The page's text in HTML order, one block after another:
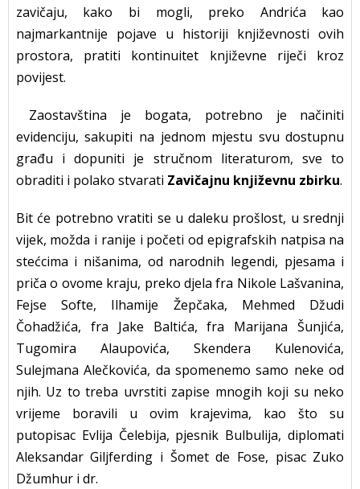
zavičaju, kako bi mogli, preko Andrića kao
najmarkantnije pojave u historiji književnosti ovih
prostora, pratiti kontinuitet književne riječi kroz
povijest.
Zaostavština je bogata, potrebno je načiniti
evidenciju, sakupiti na jednom mjestu svu dostupnu
građu i dopuniti je stručnom literaturom, sve to
obraditi i polako stvarati Zavičajnu književnu zbirku.
Bit će potrebno vratiti se u daleku prošlost, u srednji
vijek, možda i ranije i početi od epigrafskih natpisa na
stećcima i nišanima, od narodnih legendi, pjesama i
priča o ovome kraju, preko djela fra Nikole Lašvanina,
Fejse Softe, Ilhamije Žepčaka, Mehmed Džudi
Čohadžića, fra Jake Baltića, fra Marijana Šunjića,
Tugomira Alaupovića, Skendera Kulenovića,
Sulejmana Alečkovića, da spomenemo samo neke od
njih. Uz to treba uvrstiti zapise mnogih koji su neko
vrijeme boravili u ovim krajevima, kao što su
putopisac Evlija Čelebija, pjesnik Bulbulija, diplomati
Aleksandar Giljferding i Šomet de Fose, pisac Zuko
Džumhur i dr.